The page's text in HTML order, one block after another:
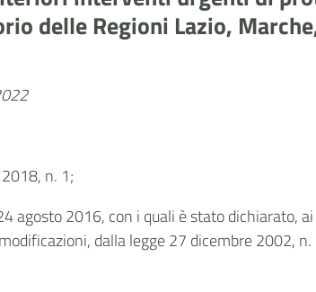
delle Regioni Lazio,
n. 1;
agosto 2016, con i quali è stato dichiarato,
dalla legge 27 dicembre 2002,